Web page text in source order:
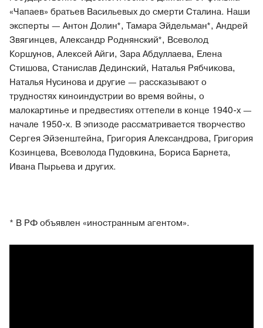
«Чапаев» братьев Васильевых до смерти Сталина. Наши
эксперты — Антон Долин*, Тамара Эйдельман*, Андрей
Звягинцев, Александр Роднянский*, Всеволод
Коршунов, Алексей Айги, Зара Абдуллаева, Елена
Стишова, Станислав Дединский, Наталья Рябчикова,
Наталья Нусинова и другие — рассказывают о
трудностях киноиндустрии во время войны, о
малокартинье и предвестиях оттепели в конце 1940-х —
начале 1950-х. В эпизоде рассматривается творчество
Сергея Эйзенштейна, Григория Александрова, Григория
Козинцева, Всеволода Пудовкина, Бориса Барнета,
Ивана Пырьева и других.
* В РФ объявлен «иностранным агентом».